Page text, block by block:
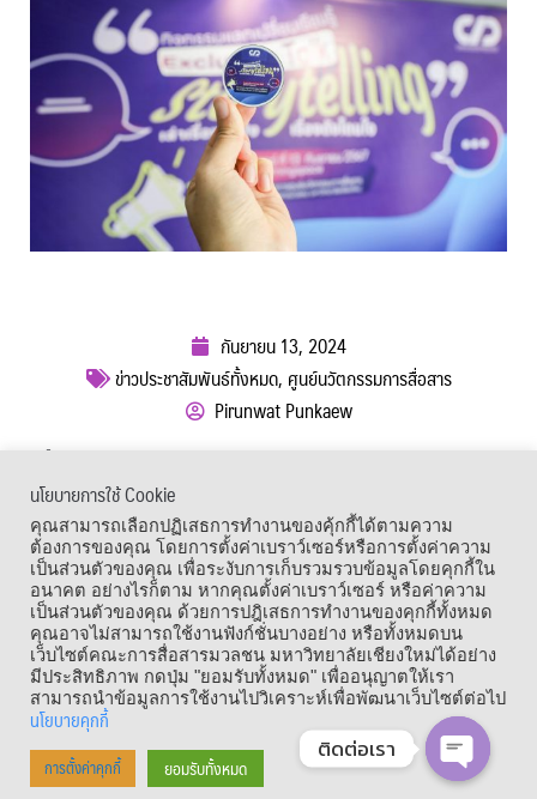
กันยายน 13, 2024
ข่าวประชาสัมพันธ์ทั้งหมด, ศูนย์นวัตกรรมการสื่อสาร
Pirunwat Punkaew
เมนูลัด
Copyright © 1964 – 2021 Faculty of Mass Communication, Chiang Mai
University. All Rights Reserved.
นโยบายการใช้ Cookie
คุณสามารถเลือกปฏิเสธการทำงานของคุ้กกี้ได้ตามความ
ต้องการของคุณ โดยการตั้งค่าเบราว์เซอร์หรือการตั้งค่าความ
เป็นส่วนตัวของคุณ เพื่อระงับการเก็บรวมรวบข้อมูลโดยคุกกี้ใน
อนาคต อย่างไรก็ตาม หากคุณตั้งค่าเบราว์เซอร์ หรือค่าความ
เป็นส่วนตัวของคุณ ด้วยการปฎิเสธการทำงานของคุกกี้ทั้งหมด
คุณอาจไม่สามารถใช้งานฟังก์ชั่นบางอย่าง หรือทั้งหมดบน
เว็บไซต์คณะการสื่อสารมวลชน มหาวิทยาลัยเชียงใหม่ได้อย่าง
มีประสิทธิภาพ กดปุ่ม "ยอมรับทั้งหมด" เพื่ออนุญาตให้เรา
สามารถนำข้อมูลการใช้งานไปวิเคราะห์เพื่อพัฒนาเว็บไซต์ต่อไป
นโยบายคุกกี้
การตั้งค่าคุกกี้ ยอมรับทั้งหมด
ติดต่อเรา
OPEN